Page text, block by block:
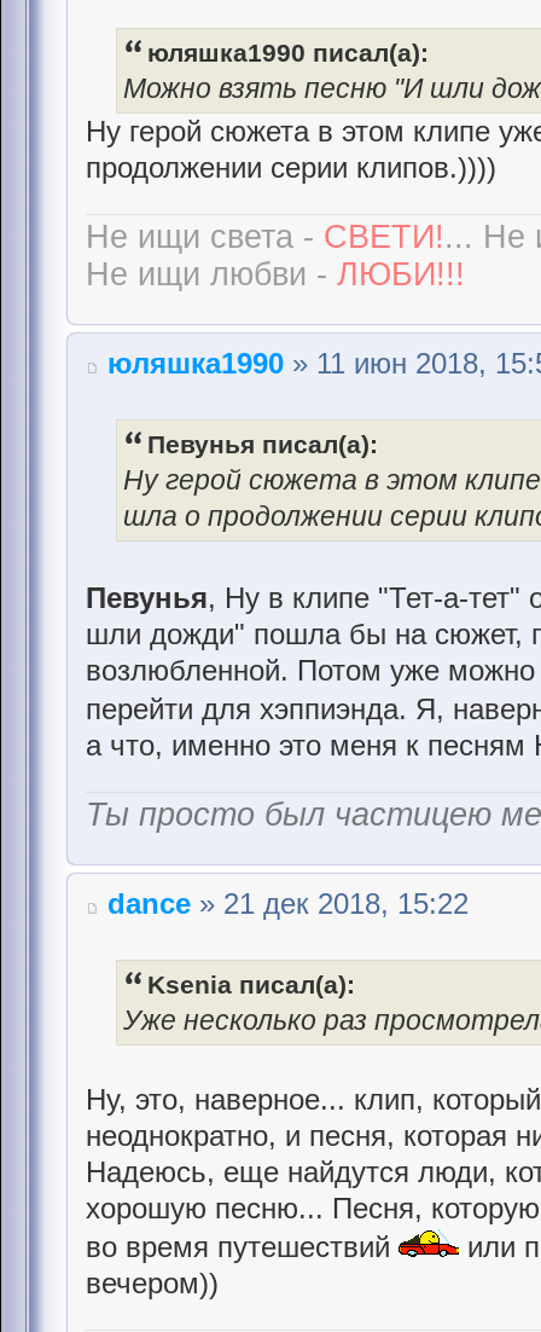
юляшка1990 писал(а):
Можно взять песню "И шли
Ну герой сюжета в этом клипе
продолжении серии клипов.))))
Не ищи света - СВЕТИ!... Не
Не ищи любви - ЛЮБИ!!!
юляшка1990 » 11 июн 2018,
Певунья писал(а):
Ну герой сюжета в этом
шла о продолжении серии
Певунья, Ну в клипе "Тет-а-
шли дожди" пошла бы на сюжет,
возлюбленной. Потом уже
перейти для хэппиэнда. Я,
а что, именно это меня к песням
Ты просто был частицею
dance » 21 дек 2018, 15:22
Ksenia писал(а):
Уже несколько раз
Ну, это, наверное... клип,
неоднократно, и песня, которая
Надеюсь, еще найдутся люди,
хорошую песню... Песня,
во время путешествий
или
вечером))